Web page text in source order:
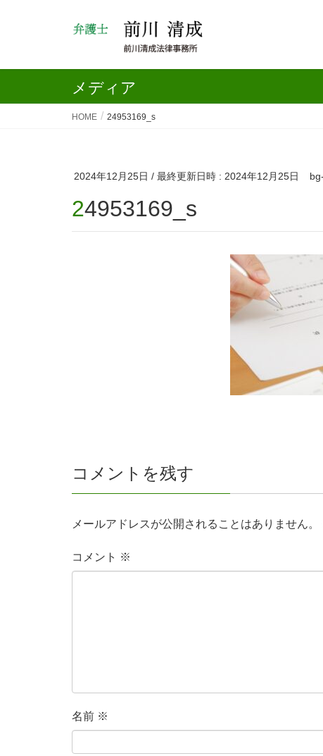
メディア
HOME 24953169_s
2024年12月25日 / 最終更新日時 : 2024年12月25日
24953169_s
コメントを残す
メールアドレスが公開されることはありません。
コメント ※
名前 ※